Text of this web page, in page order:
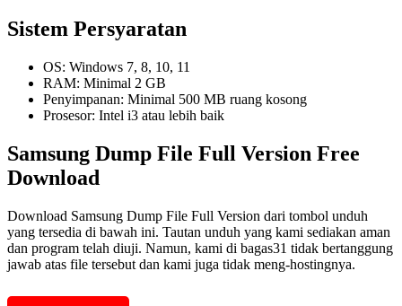
Sistem Persyaratan
OS: Windows 7, 8, 10, 11
RAM: Minimal 2 GB
Penyimpanan: Minimal 500 MB ruang kosong
Prosesor: Intel i3 atau lebih baik
Samsung Dump File Full Version Free
Download
Download Samsung Dump File Full Version dari tombol unduh
yang tersedia di bawah ini. Tautan unduh yang kami sediakan aman
dan program telah diuji. Namun, kami di bagas31 tidak bertanggung
jawab atas file tersebut dan kami juga tidak meng-hostingnya.